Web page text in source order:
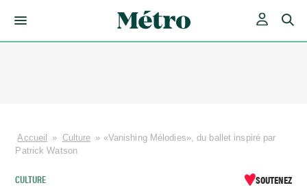
Accueil » Culture » «Vanishing Mélodies», du ballet inspiré par
Patrick Watson
CULTURE SOUTENEZ